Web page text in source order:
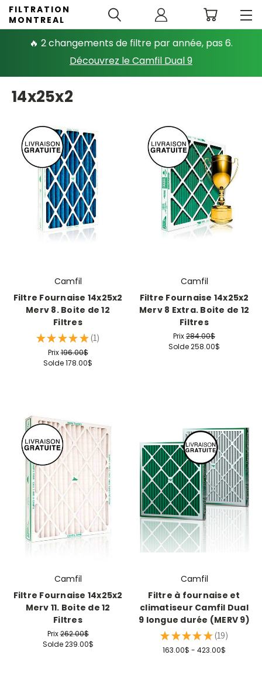
🔥 2 changements de filtre par année, pas 6.
Découvrez le Camfil Dual 9
FILTRATION
MONTREAL
14x25x2
Camfil
Filtre Fournaise 14x25x2
Merv 8. Boite de 12
Filtres
★ ★ ★ ★ ★ 1
1
Prix196.00$
Solde178.00$
Camfil
Filtre Fournaise 14x25x2
Merv 8 Extra. Boite de 12
Filtres
Prix284.00$
Solde258.00$
Camfil
Filtre Fournaise 14x25x2
Merv 11. Boite de 12
Filtres
Prix262.00$
Solde239.00$
Camfil
Filtre à fournaise et
climatiseur Camfil Dual
9 longue durée (MERV 9)
★ ★ ★ ★ ★ 19
19
163.00$ - 423.00$